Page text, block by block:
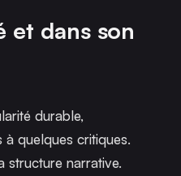
et dans son
durable,
à quelques critiques.
structure narrative.